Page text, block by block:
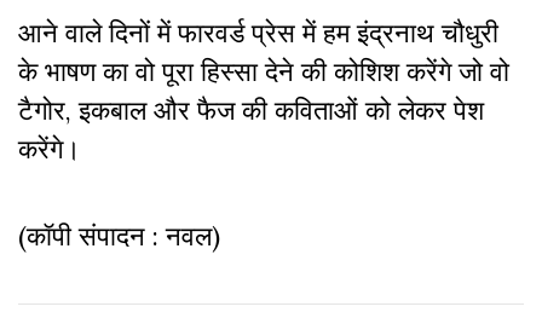
आने वाले दिनों में फारवर्ड प्रेस में हम इंद्रनाथ चौधुरी
के भाषण का वो पूरा हिस्सा देने की कोशिश करेंगे जो वो
टैगोर, इकबाल और फैज की कविताओं को लेकर पेश
करेंगे।
(कॉपी संपादन : नवल)